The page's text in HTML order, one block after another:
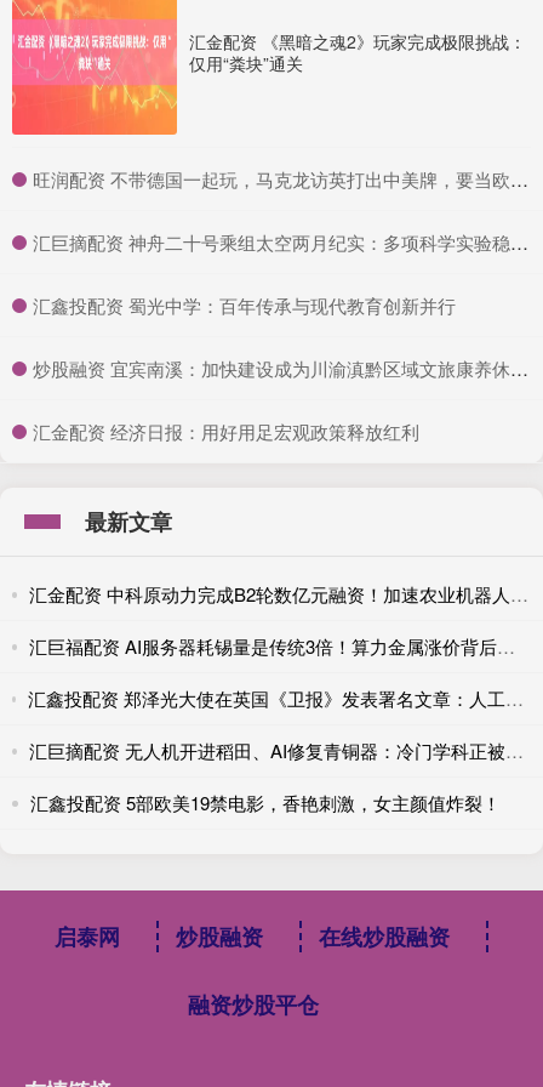
汇金配资 《黑暗之魂2》玩家完成极限挑战：
仅用“粪块”通关
​旺润配资 不带德国一起玩，马克龙访英打出中美牌，要当欧洲老大_法国_英法_英国
​汇巨摘配资 神舟二十号乘组太空两月纪实：多项科学实验稳步推进，探索宇宙奥秘
​汇鑫投配资 蜀光中学：百年传承与现代教育创新并行
​炒股融资 宜宾南溪：加快建设成为川渝滇黔区域文旅康养休闲旅游目的地
​汇金配资 经济日报：用好用足宏观政策释放红利
最新文章
汇金配资 中科原动力完成B2轮数亿元融资！加速农业机器人规模化应用
汇巨福配资 AI服务器耗锡量是传统3倍！算力金属涨价背后的真实供需账
汇鑫投配资 郑泽光大使在英国《卫报》发表署名文章：人工智能的未来取决于开放合作，中英合作互利共赢
汇巨摘配资 无人机开进稻田、AI修复青铜器：冷门学科正被技术‘破壁’，催生高薪新职业
汇鑫投配资 5部欧美19禁电影，香艳刺激，女主颜值炸裂！
启泰网 炒股融资 在线炒股融资
融资炒股平仓